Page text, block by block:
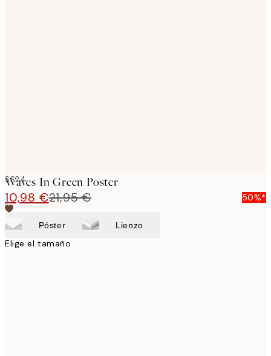
SS24
Waves In Green Poster
10,98 €21,95 € 50%*
Póster Lienzo
Elige el tamaño